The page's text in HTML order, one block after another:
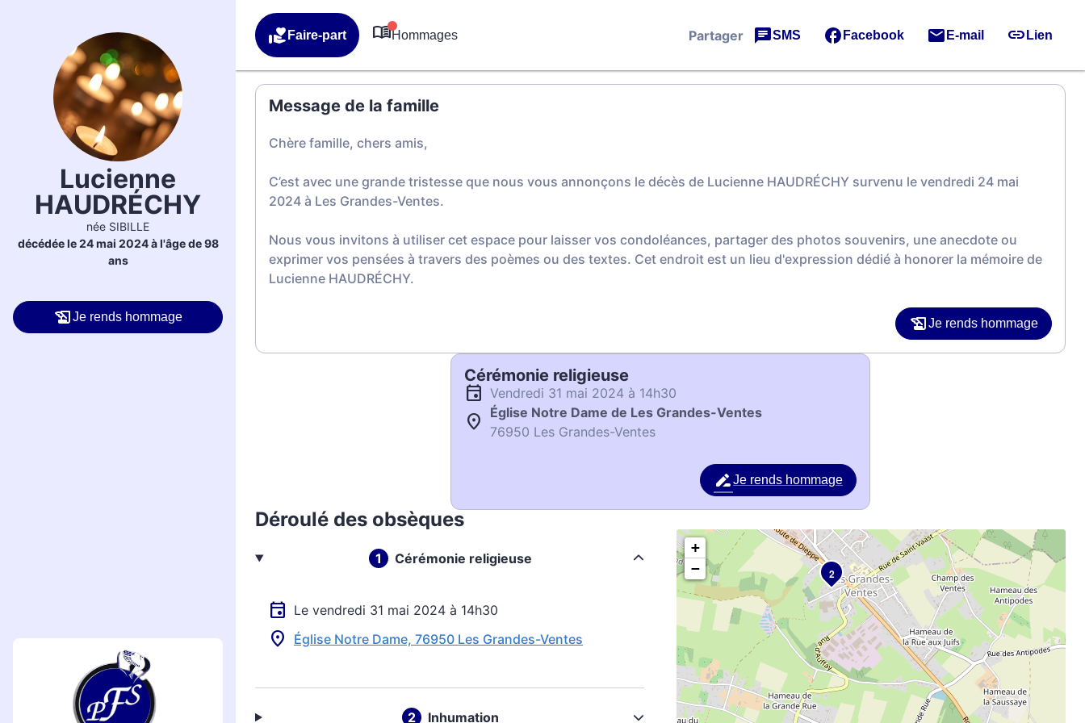
Lucienne
HAUDRÉCHY
née SIBILLE
décédée le 24 mai 2024 à l'âge de 98
ans
Je rends hommage
Faire-part Hommages Partager SMS Facebook E-mail Lien
Message de la famille
Chère famille, chers amis,
C’est avec une grande tristesse que nous vous annonçons le décès de Lucienne HAUDRÉCHY survenu le vendredi 24 mai
2024 à Les Grandes-Ventes.
Nous vous invitons à utiliser cet espace pour laisser vos condoléances, partager des photos souvenirs, une anecdote ou
exprimer vos pensées à travers des poèmes ou des textes. Cet endroit est un lieu d'expression dédié à honorer la mémoire de
Lucienne HAUDRÉCHY.
Je rends hommage
Cérémonie religieuse
vendredi 31 mai 2024 à 14h30
Église Notre Dame de Les Grandes-Ventes
76950 Les Grandes-Ventes
Je rends hommage
Déroulé des obsèques
Cérémonie religieuse
Le vendredi 31 mai 2024 à 14h30
Église Notre Dame, 76950 Les Grandes-Ventes
Inhumation
2
+
−